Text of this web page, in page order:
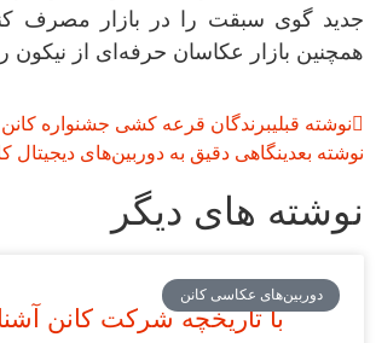
جدید گوی سبقت را در بازار مصرف
همچنین بازار عکاسان حرفه‌ای از نیکون
نوشته قبلیبرندگان قرعه کشی جشنواره کانن
نوشته بعدینگاهی دقیق به دوربین‌های دیجیتال
نوشته های دیگر
دوربین‌های عکاسی کانن
با تاریخچه شرکت کانن